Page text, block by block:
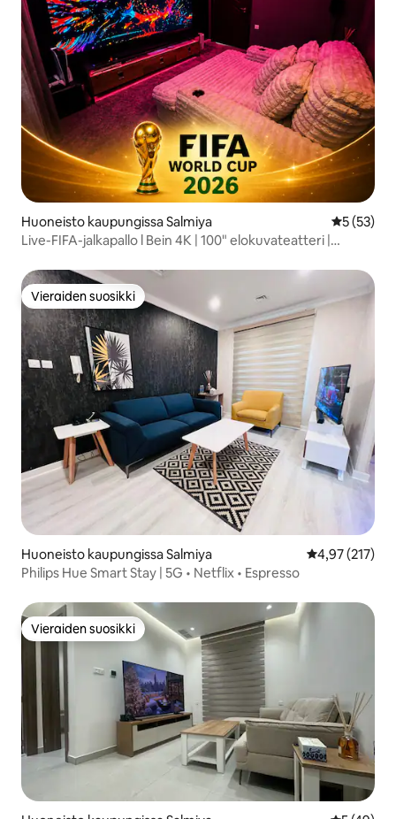
Huoneisto kaupungissa Salmiya
5 (53)
Live-FIFA-jalkapallo l Bein 4K | 100" elokuvateatteri |
Vieraiden suosikki
Vieraiden suosikki
Huoneisto kaupungissa Salmiya
4,97 (217)
Philips Hue Smart Stay | 5G • Netflix • Espresso
Vieraiden suosikki
Vieraiden suosikki